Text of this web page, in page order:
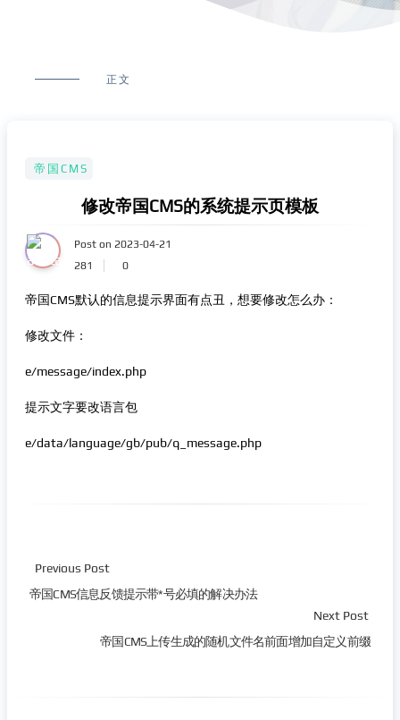
正文
帝国CMS
修改帝国CMS的系统提示页模板
Post on 2023-04-21
281
0
帝国CMS默认的信息提示界面有点丑，想要修改怎么办：
修改文件：
e/message/index.php
提示文字要改语言包
e/data/language/gb/pub/q_message.php
Previous Post
帝国CMS信息反馈提示带*号必填的解决办法
Next Post
帝国CMS上传生成的随机文件名前面增加自定义前缀